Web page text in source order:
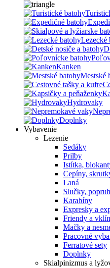
Lezecké
Kanken
Mestské
Hydrovaky
Doplnky
Vybavenie
Lezenie
Sedáky
Prilby
Istítka,
Cepíny,
Laná
Slučky,
Karabíny
Expresky a
Friendy a
Mačky a
Pracovné
Ferratové sety
Doplnky
Skialpinizmus a